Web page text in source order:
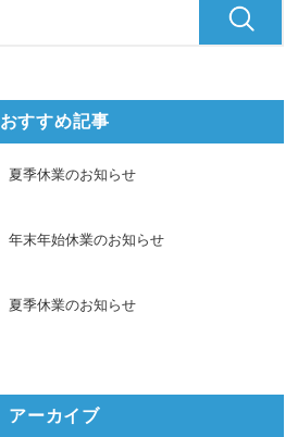
おすすめ記事
夏季休業のお知らせ
年末年始休業のお知らせ
夏季休業のお知らせ
アーカイブ